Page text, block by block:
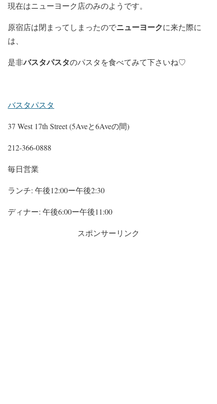
現在はニューヨーク店のみのようです。
原宿店は閉まってしまったのでニューヨークに来た際に
は、
是非バスタパスタのパスタを食べてみて下さいね♡
バスタパスタ
37 West 17th Street (5Aveと6Aveの間)
212-366-0888
毎日営業
ランチ: 午後12:00ー午後2:30
ディナー: 午後6:00ー午後11:00
スポンサーリンク